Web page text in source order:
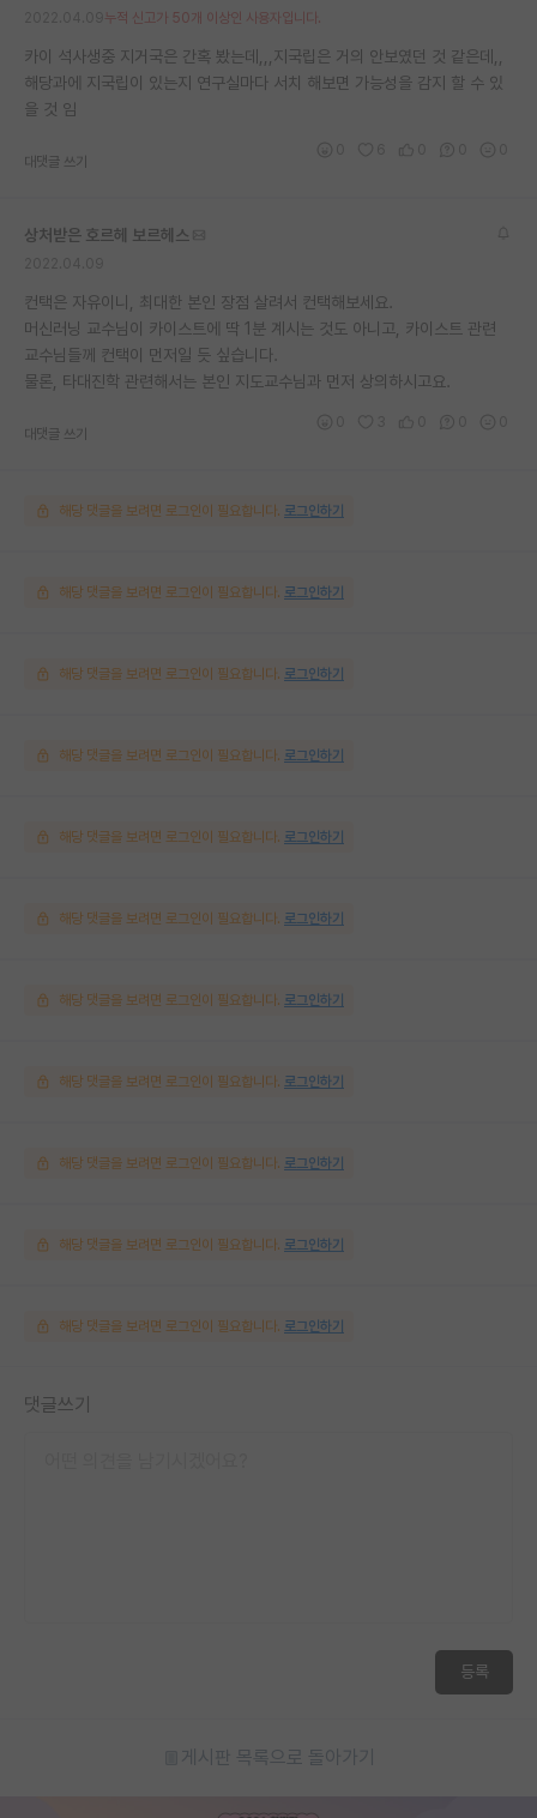
누적 신고가 50개 이상인 사용자입니다.
카이 석사생중 지거국은 간혹 봤는데,,,지국립은 거의 안보였던 것 같은데,,
해당과에 지국립이 있는지 연구실마다 서치 해보면 가능성을 감지 할 수 있
을 것 임
대댓글 쓰기
상처받은 호르헤 보르헤스
컨택은 자유이니, 최대한 본인 장점 살려서 컨택해보세요.
머신러닝 교수님이 카이스트에 딱 1분 계시는 것도 아니고, 카이스트 관련
교수님들께 컨택이 먼저일 듯 싶습니다.
물론, 타대진학 관련해서는 본인 지도교수님과 먼저 상의하시고요.
대댓글 쓰기
해당 댓글을 보려면 로그인이 필요합니다. 로그인하기
해당 댓글을 보려면 로그인이 필요합니다. 로그인하기
해당 댓글을 보려면 로그인이 필요합니다. 로그인하기
해당 댓글을 보려면 로그인이 필요합니다. 로그인하기
해당 댓글을 보려면 로그인이 필요합니다. 로그인하기
해당 댓글을 보려면 로그인이 필요합니다. 로그인하기
해당 댓글을 보려면 로그인이 필요합니다. 로그인하기
해당 댓글을 보려면 로그인이 필요합니다. 로그인하기
해당 댓글을 보려면 로그인이 필요합니다. 로그인하기
해당 댓글을 보려면 로그인이 필요합니다. 로그인하기
해당 댓글을 보려면 로그인이 필요합니다. 로그인하기
댓글쓰기
등록
게시판 목록으로 돌아가기